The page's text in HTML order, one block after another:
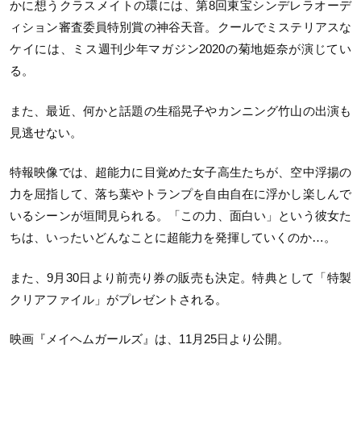
かに想うクラスメイトの環には、第8回東宝シンデレラオーデ
ィション審査委員特別賞の神谷天音。クールでミステリアスな
ケイには、ミス週刊少年マガジン2020の菊地姫奈が演じてい
る。
また、最近、何かと話題の生稲晃子やカンニング竹山の出演も
見逃せない。
特報映像では、超能力に目覚めた女子高生たちが、空中浮揚の
力を屈指して、落ち葉やトランプを自由自在に浮かし楽しんで
いるシーンが垣間見られる。「この力、面白い」という彼女た
ちは、いったいどんなことに超能力を発揮していくのか…。
また、9月30日より前売り券の販売も決定。特典として「特製
クリアファイル」がプレゼントされる。
映画『メイヘムガールズ』は、11月25日より公開。